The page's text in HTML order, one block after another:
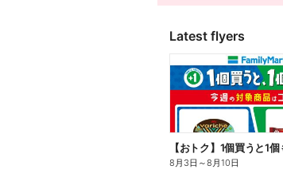
Latest flyers
8月3日 ～8月10日